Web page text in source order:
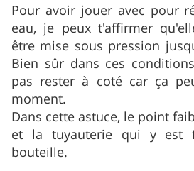
Pour avoir jouer avec pour
eau, je peux t'affirmer
être mise sous pression
Bien sûr dans ces
pas rester à coté car ça
moment.
Dans cette astuce, le point
et la tuyauterie qui y est
bouteille.